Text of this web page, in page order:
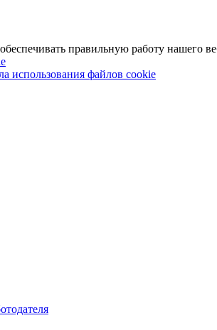
правильную работу нашего
использования файлов cookie